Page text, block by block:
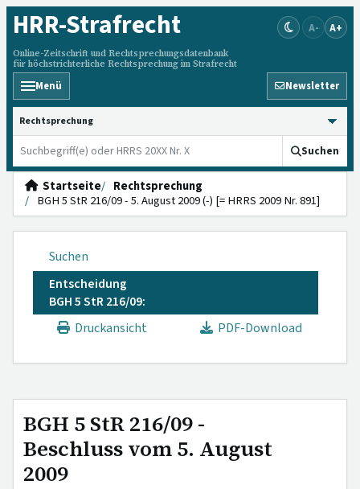
HRR-Strafrecht
Online-Zeitschrift und Rechtsprechungsdatenbank
für höchstrichterliche Rechtsprechung im Strafrecht
A- A+
Menü Newsletter
HRRS durchsuchen
Suchen
Startseite
Rechtsprechung
BGH 5 StR 216/09 - 5. August 2009 (-) [= HRRS 2009 Nr. 891]
Suchen
Entscheidung
BGH 5 StR 216/09:
Druckansicht
PDF-Download
BGH 5 StR 216/09 -
Beschluss vom 5. August
2009